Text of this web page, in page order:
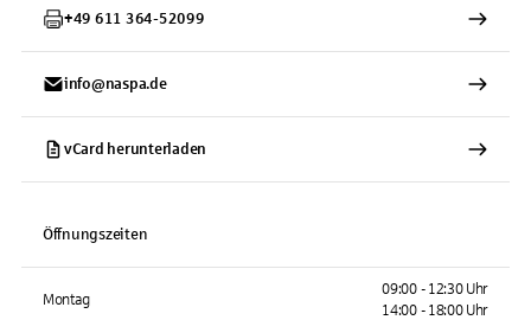
+49 611 364-52099
info@naspa.de
vCard herunterladen
Öffnungszeiten
Montag
09:00 - 12:30 Uhr
14:00 - 18:00 Uhr